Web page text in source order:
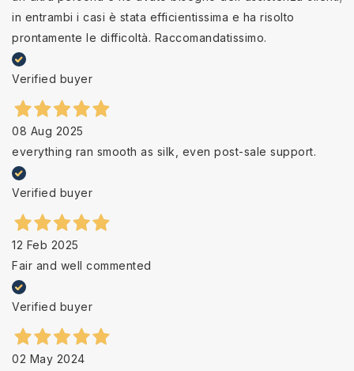
in entrambi i casi è stata efficientissima e ha risolto
prontamente le difficoltà. Raccomandatissimo.
Verified buyer
08 Aug 2025
everything ran smooth as silk, even post-sale support.
Verified buyer
12 Feb 2025
Fair and well commented
Verified buyer
02 May 2024